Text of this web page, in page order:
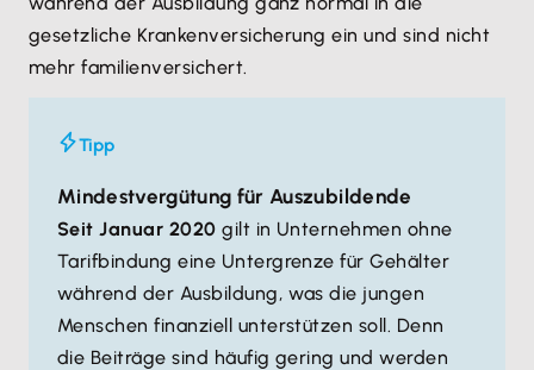
gesetzliche Krankenversicherung ein und sind nicht
mehr familienversichert.
Tipp
Mindestvergütung für Auszubildende
Seit Januar 2020 gilt in Unternehmen ohne
Tarifbindung eine Untergrenze für Gehälter
während der Ausbildung, was die jungen
Menschen finanziell unterstützen soll. Denn
die Beiträge sind häufig gering und werden